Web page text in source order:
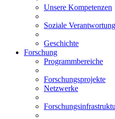
Unsere Kompetenzen
Soziale Verantwortung
Geschichte
Forschung
Programmbereiche
Forschungsprojekte
Netzwerke